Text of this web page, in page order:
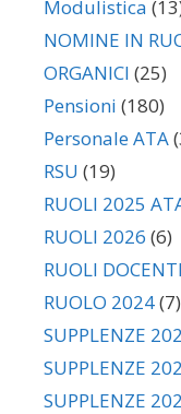
Modulistica
NOMINE IN
ORGANICI (25)
Pensioni (180)
Personale ATA
RSU (19)
RUOLI 2025
RUOLI 2026 (6)
RUOLI
RUOLO 2024(7)
SUPPLENZE
SUPPLENZE
SUPPLENZE